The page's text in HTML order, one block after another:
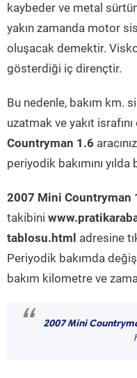
kaybeder ve metal
yakın zamanda motor
oluşacak demektir.
gösterdiği iç dirençtir.
Bu nedenle, bakım km.
uzatmak ve yakıt
Countryman 1.6
periyodik bakımını
2007 Mini Countryman
takibini
tablosu.html adresine
Periyodik bakımda
bakım kilometre ve
“ 2007 Mini